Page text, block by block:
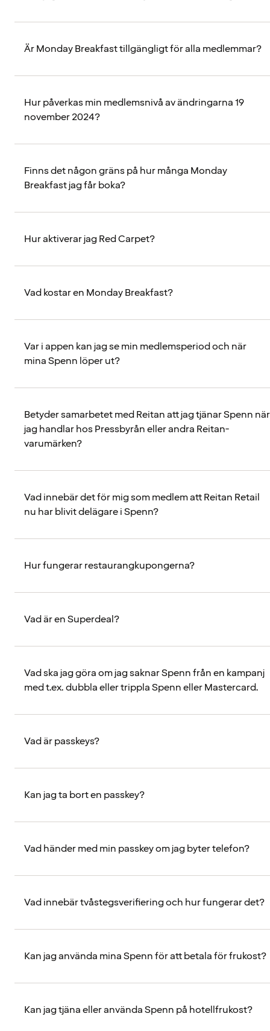
Är Monday Breakfast tillgängligt för alla medlemmar?
Hur påverkas min medlemsnivå av ändringarna 19
november 2024?
Finns det någon gräns på hur många Monday
Breakfast jag får boka?
Hur aktiverar jag Red Carpet?
Vad kostar en Monday Breakfast?
Var i appen kan jag se min medlemsperiod och när
mina Spenn löper ut?
Betyder samarbetet med Reitan att jag tjänar Spenn när
jag handlar hos Pressbyrån eller andra Reitan-
varumärken?
Vad innebär det för mig som medlem att Reitan Retail
nu har blivit delägare i Spenn?
Hur fungerar restaurangkupongerna?
Vad är en Superdeal?
Vad ska jag göra om jag saknar Spenn från en kampanj
med t.ex. dubbla eller trippla Spenn eller Mastercard.
Vad är passkeys?
Kan jag ta bort en passkey?
Vad händer med min passkey om jag byter telefon?
Vad innebär tvåstegsverifiering och hur fungerar det?
Kan jag använda mina Spenn för att betala för frukost?
Kan jag tjäna eller använda Spenn på hotellfrukost?